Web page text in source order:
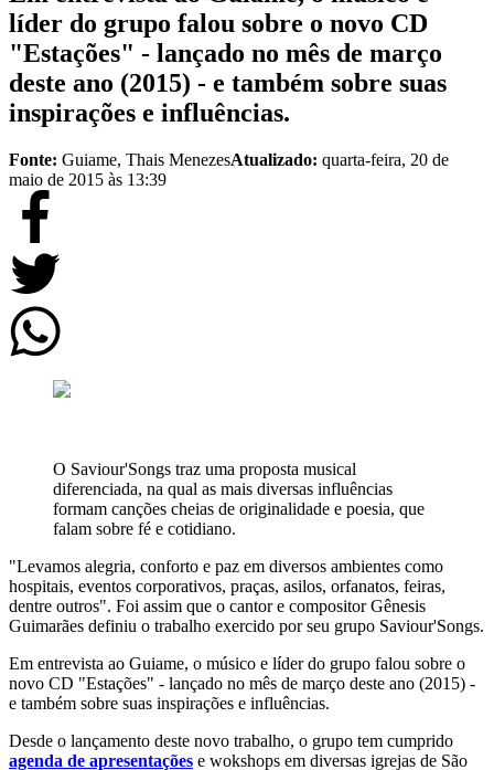
líder do grupo falou sobre o novo CD
"Estações" - lançado no mês de março
deste ano (2015) - e também sobre suas
inspirações e influências.
Fonte: Guiame, Thais MenezesAtualizado: quarta-feira, 20 de
maio de 2015 às 13:39
O Saviour'Songs traz uma proposta musical
diferenciada, na qual as mais diversas influências
formam canções cheias de originalidade e poesia, que
falam sobre fé e cotidiano.
"Levamos alegria, conforto e paz em diversos ambientes como
hospitais, eventos corporativos, praças, asilos, orfanatos, feiras,
dentre outros". Foi assim que o cantor e compositor Gênesis
Guimarães definiu o trabalho exercido por seu grupo Saviour'Songs.
Em entrevista ao Guiame, o músico e líder do grupo falou sobre o
novo CD "Estações" - lançado no mês de março deste ano (2015) -
e também sobre suas inspirações e influências.
Desde o lançamento deste novo trabalho, o grupo tem cumprido
agenda de apresentações e wokshops em diversas igrejas de São